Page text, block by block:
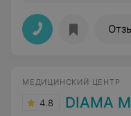
МЕДИЦИНСКИЙ ЦЕНТР
4.8 DIAMA